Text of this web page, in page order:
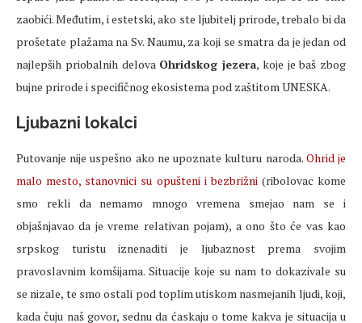
zaobići. Međutim, i estetski, ako ste ljubitelj prirode, trebalo bi da
prošetate plažama na Sv. Naumu, za koji se smatra da je jedan od
najlepših priobalnih delova Ohridskog jezera, koje je baš zbog
bujne prirode i specifičnog ekosistema pod zaštitom UNESKA.
Ljubazni lokalci
Putovanje nije uspešno ako ne upoznate kulturu naroda. Ohrid je
malo mesto, stanovnici su opušteni i bezbrižni(ribolovac kome
smo rekli da nemamo mnogo vremena smejao nam se i
objašnjavao da je vreme relativan pojam), a ono što će vas kao
srpskog turistu iznenaditi je ljubaznost prema svojim
pravoslavnim komšijama. Situacije koje su nam to dokazivale su
se nizale, te smo ostali pod toplim utiskom nasmejanih ljudi, koji,
kada čuju naš govor, sednu da ćaskaju o tome kakva je situacija u